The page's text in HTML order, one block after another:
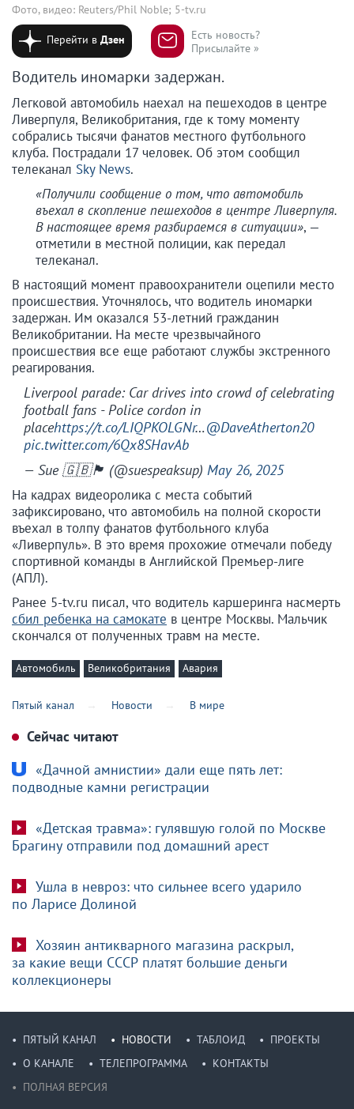
Фото, видео: Reuters/Phil Noble; 5-tv.ru
Перейти вДзен
Есть новость?
Присылайте »
Водитель иномарки задержан.
Легковой автомобиль наехал на пешеходов в центре
Ливерпуля, Великобритания, где к тому моменту
собрались тысячи фанатов местного футбольного
клуба. Пострадали 17 человек. Об этом сообщил
телеканал Sky News.
«Получили сообщение о том, что автомобиль
въехал в скопление пешеходов в центре Ливерпуля.
В настоящее время разбираемся в ситуации», —
отметили в местной полиции, как передал
телеканал.
В настоящий момент правоохранители оцепили место
происшествия. Уточнялось, что водитель иномарки
задержан. Им оказался 53-летний гражданин
Великобритании. На месте чрезвычайного
происшествия все еще работают службы экстренного
реагирования.
Liverpool parade: Car drives into crowd of celebrating
football fans - Police cordon in
placehttps://t.co/LIQPKOLGNr…@DaveAtherton20
pic.twitter.com/6Qx8SHavAb
— Sue 🇬🇧🏴󠁧󠁢󠁥󠁮󠁧󠁿 (@suespeaksup) May 26, 2025
На кадрах видеоролика с места событий
зафиксировано, что автомобиль на полной скорости
въехал в толпу фанатов футбольного клуба
«Ливерпуль». В это время прохожие отмечали победу
спортивной команды в Английской Премьер-лиге
(АПЛ).
Ранее 5-tv.ru писал, что водитель каршеринга насмерть
сбил ребенка на самокате в центре Москвы. Мальчик
скончался от полученных травм на месте.
Автомобиль Великобритания Авария
Пятый канал Новости В мире
Сейчас читают
«Дачной амнистии» дали еще пять лет:
подводные камни регистрации
«Детская травма»: гулявшую голой по Москве
Брагину отправили под домашний арест
Ушла в невроз: что сильнее всего ударило
по Ларисе Долиной
Хозяин антикварного магазина раскрыл,
за какие вещи СССР платят большие деньги
коллекционеры
ПЯТЫЙ КАНАЛ НОВОСТИ ТАБЛОИД
ПРОЕКТЫ
О КАНАЛЕ
ТЕЛЕПРОГРАММА
КОНТАКТЫ
ПОЛНАЯ ВЕРСИЯ